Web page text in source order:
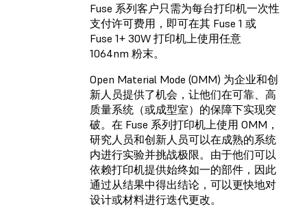
Fuse 系列客户只需为每台打印机一次性
支付许可费用，即可在其 Fuse 1 或
Fuse 1+ 30W 打印机上使用任意
1064nm 粉末。
Open Material Mode (OMM) 为企业和创
新人员提供了机会，让他们在可靠、高
质量系统（或成型室）的保障下实现突
破。在 Fuse 系列打印机上使用 OMM，
研究人员和创新人员可以在成熟的系统
内进行实验并挑战极限。由于他们可以
依赖打印机提供始终如一的部件，因此
通过从结果中得出结论，可以更快地对
设计或材料进行迭代更改。